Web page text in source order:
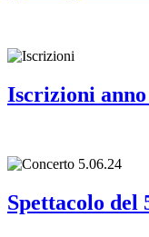
Iscrizioni anno
Spettacolo del